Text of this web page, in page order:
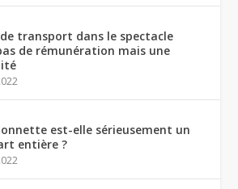
transport dans le spectacle
de rémunération mais une
est-elle sérieusement un
entière ?